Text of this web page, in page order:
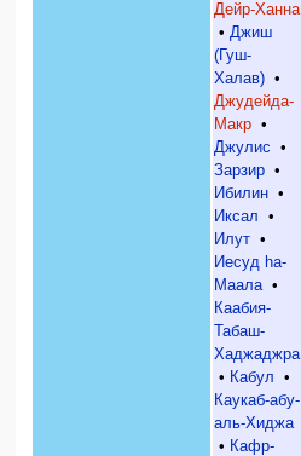
Дейр-Ханна
• Джиш
(Гуш-
Халав) •
Джудейда-
Макр •
Джулис •
Зарзир •
Ибилин •
Иксал •
Илут •
Иесуд hа-
Маала •
Каабия-
Табаш-
Хаджаджра
• Кабул •
Каукаб-абу-
аль-Хиджа
• Кафр-